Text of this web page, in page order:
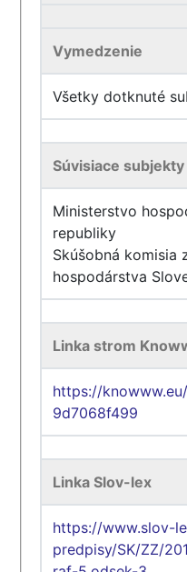
Vymedzenie
Všetky dotknuté
Súvisiace subjekty
Ministerstvo
republiky
Skúšobná komisia
hospodárstva
Linka strom
https://
9d7068f499
Linka Slov-lex
https://www.slov-
predpisy/SK/ZZ/